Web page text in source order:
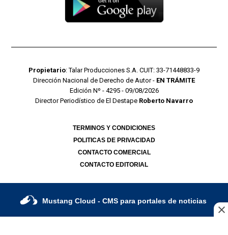
Propietario: Talar Producciones S.A. CUIT: 33-71448833-9
Dirección Nacional de Derecho de Autor - EN TRÁMITE
Edición Nº - 4295 - 09/08/2026
Director Periodístico de El Destape Roberto Navarro
TERMINOS Y CONDICIONES
POLITICAS DE PRIVACIDAD
CONTACTO COMERCIAL
CONTACTO EDITORIAL
Mustang Cloud - CMS para portales de noticias